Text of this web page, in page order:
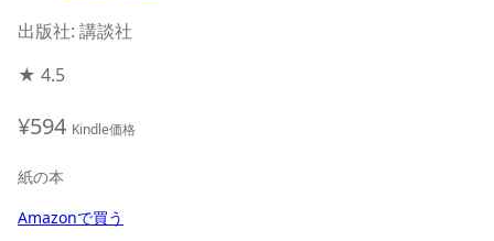
出版社: 講談社
★ 4.5
¥594 Kindle価格
紙の本
Amazonで買う